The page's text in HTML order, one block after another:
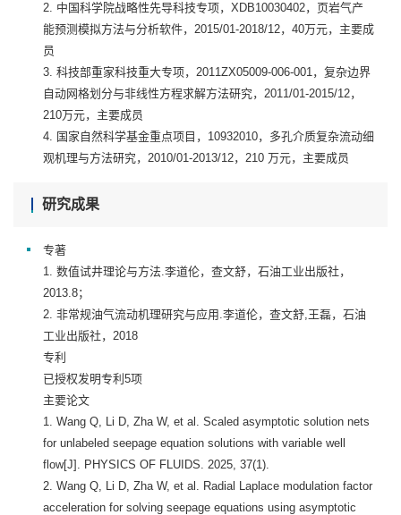
2. 中国科学院战略性先导科技专项，XDB10030402，页岩气产
能预测模拟方法与分析软件，2015/01-2018/12，40万元，主要成
员
3. 科技部重家科技重大专项，2011ZX05009-006-001，复杂边界
自动网格划分与非线性方程求解方法研究，2011/01-2015/12，
210万元，主要成员
4. 国家自然科学基金重点项目，10932010，多孔介质复杂流动细
观机理与方法研究，2010/01-2013/12，210 万元，主要成员
研究成果
专著
1. 数值试井理论与方法.李道伦，查文舒，石油工业出版社，
2013.8；
2. 非常规油气流动机理研究与应用.李道伦，查文舒,王磊，石油
工业出版社，2018
专利
已授权发明专利5项
主要论文
1. Wang Q, Li D, Zha W, et al. Scaled asymptotic solution nets
for unlabeled seepage equation solutions with variable well
flow[J]. PHYSICS OF FLUIDS. 2025, 37(1).
2. Wang Q, Li D, Zha W, et al. Radial Laplace modulation factor
acceleration for solving seepage equations using asymptotic